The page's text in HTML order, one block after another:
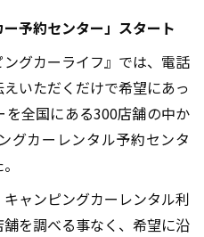
予約センター」スタート
グカーライフ』では、電話
いただくだけで希望にあっ
全国にある300店舗の中か
グカーレンタル予約センタ
ャンピングカーレンタル利
を調べる事なく、希望に沿